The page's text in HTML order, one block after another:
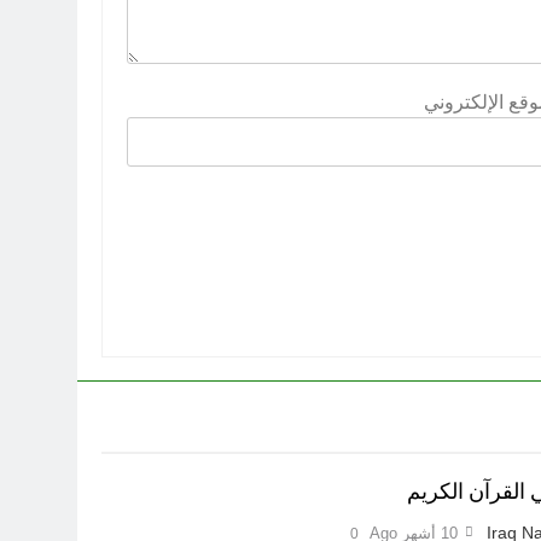
الإلكتروني
القرآن الكريم
Iraq 10 أشهر Ago 0